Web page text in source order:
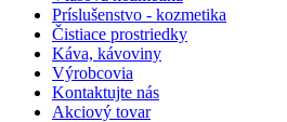
Príslušenstvo - kozmetika
Čistiace prostriedky
Káva, kávoviny
Výrobcovia
Kontaktujte nás
Akciový tovar